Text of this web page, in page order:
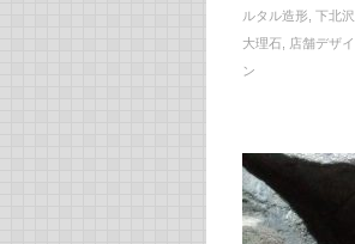
ルタル造形 下北沢
大理石
店舗デザイ
ン